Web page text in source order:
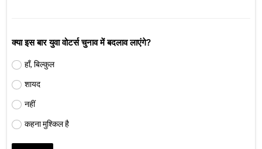
क्या इस बार युवा वोटर्स चुनाव में बदलाव लाएंगे?
हाँ, बिल्कुल
शायद
नहीं
कहना मुश्किल है